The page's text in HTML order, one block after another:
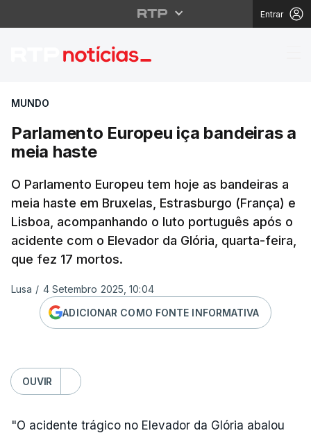
Entrar
Parlamento Europeu
MUNDO
Parlamento Europeu iça bandeiras a
meia haste
O Parlamento Europeu tem hoje as bandeiras a
meia haste em Bruxelas, Estrasburgo (França) e
Lisboa, acompanhando o luto português após o
acidente com o Elevador da Glória, quarta-feira,
que fez 17 mortos.
Lusa / 4 Setembro 2025, 10:04
ADICIONAR COMO FONTE INFORMATIVA
OUVIR
"O acidente trágico no Elevador da Glória abalou